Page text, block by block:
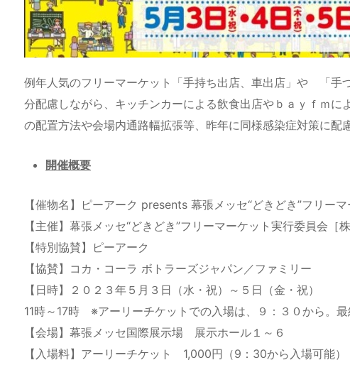
例年人気のフリーマーケット「手持ち出店、車出店」や 「手
分配慮しながら、キッチンカーによる飲食出店やｂａｙｆｍ
の配置方法や会場内通路幅拡張等、昨年に同様感染症対策に配
開催概要
【催物名】ピーアーク presents 幕張メッセ“どきどき”フリー
【主催】幕張メッセ“どきどき”フリーマーケット実行委員会
【特別協賛】ピーアーク
【協賛】コカ・コーラ ボトラーズジャパン／ファミリー
【日時】２０２３年５月３日（水・祝）～５日（金・祝）
11時～17時 ※アーリーチケットでの入場は、９：３０から。
【会場】幕張メッセ国際展示場 展示ホール１～６
【入場料】アーリーチケット 1,000円（9：30から入場可